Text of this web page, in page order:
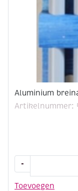
Aluminium
Artikelnummer:
Toevoegen
-
breinaalden
met